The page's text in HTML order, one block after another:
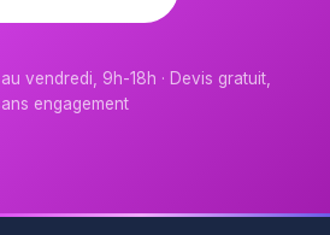
vendredi, 9h-18h · Devis gratuit,
engagement